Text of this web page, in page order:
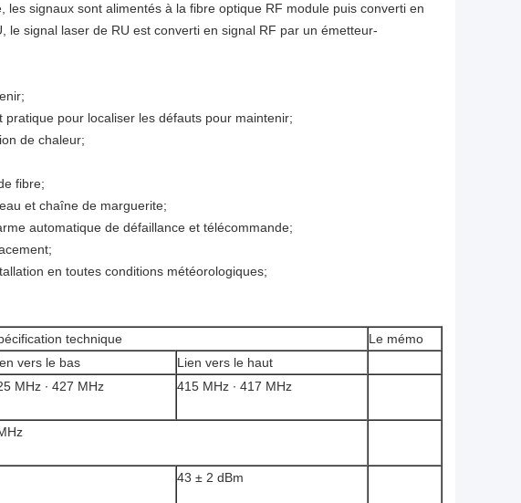
signaux sont alimentés à la fibre optique RF module puis converti en
le signal laser de RU est converti en signal RF par un émetteur-
pour localiser les défauts pour maintenir;
de chaleur;
fibre;
et chaîne de marguerite;
automatique de défaillance et télécommande;
en toutes conditions météorologiques;
technique
Le mémo
vers le bas
Lien vers le haut
MHz ∙ 427 MHz 415 MHz ∙ 417 MHz
43 ± 2 dBm